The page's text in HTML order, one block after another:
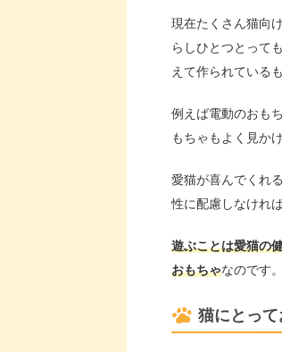
現在たくさん猫向
らしひとつとって
えて作られている
例えば電動のおも
もちゃもよく見か
愛猫が喜んでくれ
性に配慮しなけれ
遊ぶことは愛猫の
おもちゃなのです。
猫にとっ